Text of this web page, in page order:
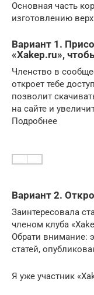
Основная часть
изготовлению
Вариант 1.
«Xakep.ru»,
Членство в
откроет тебе
позволит
на сайте и
Подробнее
Вариант 2.
Заинтересовала
членом клуба
Обрати внимание:
статей,
Я уже участник